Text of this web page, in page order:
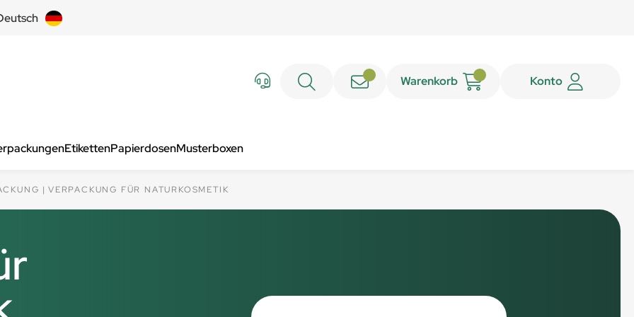
Warenkorb Konto
EtikettenPapierdosenMusterboxen
VERPACKUNG FÜR NATURKOSMETIK